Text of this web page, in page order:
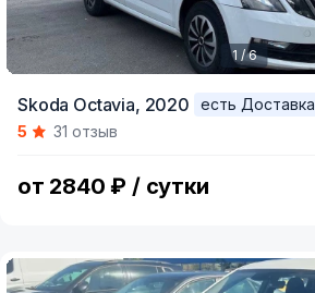
of
1 / 6
Skoda Octavia, 2020
есть Доставка
5
31 отзыв
от 2840 ₽ / сутки